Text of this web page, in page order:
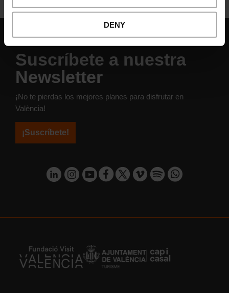
DENY
Suscríbete a nuestra
Newsletter
¡No te pierdas los mejores planes para disfrutar en
València!
¡Suscríbete!